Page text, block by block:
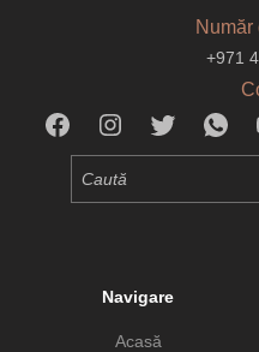
Număr
+971
Navigare
Acasă